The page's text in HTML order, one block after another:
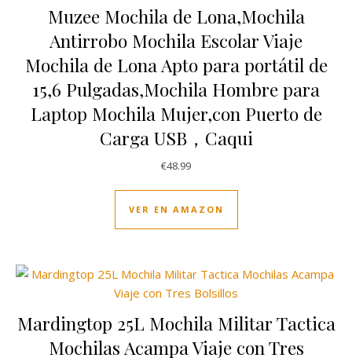
Muzee Mochila de Lona,Mochila
Antirrobo Mochila Escolar Viaje
Mochila de Lona Apto para portátil de
15,6 Pulgadas,Mochila Hombre para
Laptop Mochila Mujer,con Puerto de
Carga USB，Caqui
€48.99
VER EN AMAZON
Mardingtop 25L Mochila Militar Tactica
Mochilas Acampa Viaje con Tres